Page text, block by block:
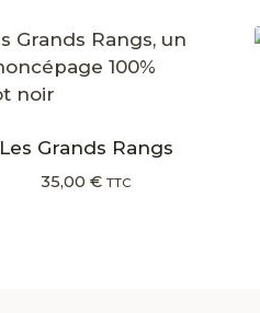
Les Grands Rangs
35,00 € TTC